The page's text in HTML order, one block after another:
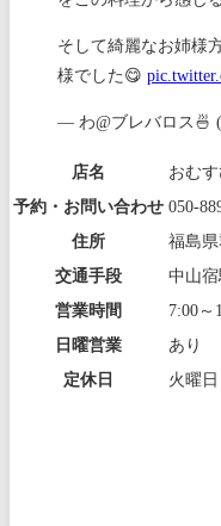
そして綺麗なお姉様
様でした😋
— わ@ブレバロス🍜
店名
おむす
予約・お問い合わせ 050-
住所
福島
交通手段
中山宿
営業時間
7:00～
日曜営業
あり
定休日
火曜日